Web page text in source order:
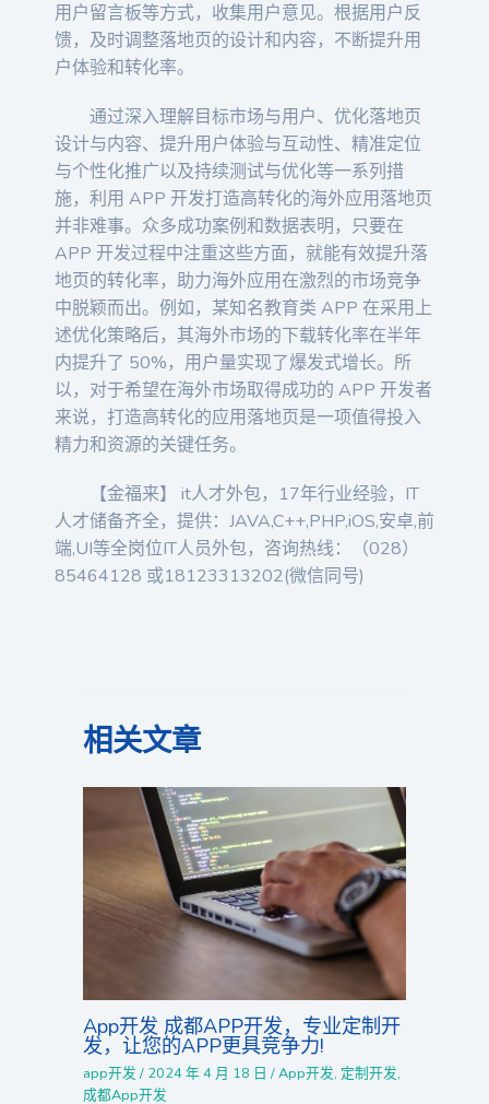
用户留言板等方式，收集用户意见。根据用户反
馈，及时调整落地页的设计和内容，不断提升用
户体验和转化率。
通过深入理解目标市场与用户、优化落地页
设计与内容、提升用户体验与互动性、精准定位
与个性化推广以及持续测试与优化等一系列措
施，利用 APP 开发打造高转化的海外应用落地页
并非难事。众多成功案例和数据表明，只要在
APP 开发过程中注重这些方面，就能有效提升落
地页的转化率，助力海外应用在激烈的市场竞争
中脱颖而出。例如，某知名教育类 APP 在采用上
述优化策略后，其海外市场的下载转化率在半年
内提升了 50%，用户量实现了爆发式增长。所
以，对于希望在海外市场取得成功的 APP 开发者
来说，打造高转化的应用落地页是一项值得投入
精力和资源的关键任务。
【金福来】 it人才外包，17年行业经验，IT
人才储备齐全，提供：JAVA,C++,PHP,iOS,安卓,前
端,UI等全岗位IT人员外包，咨询热线：（028）
85464128 或18123313202(微信同号)
相关文章
App开发 成都APP开发，专业定制开
发，让您的APP更具竞争力!
app开发 / 2024 年 4 月 18 日/App开发, 定制开发,
成都App开发